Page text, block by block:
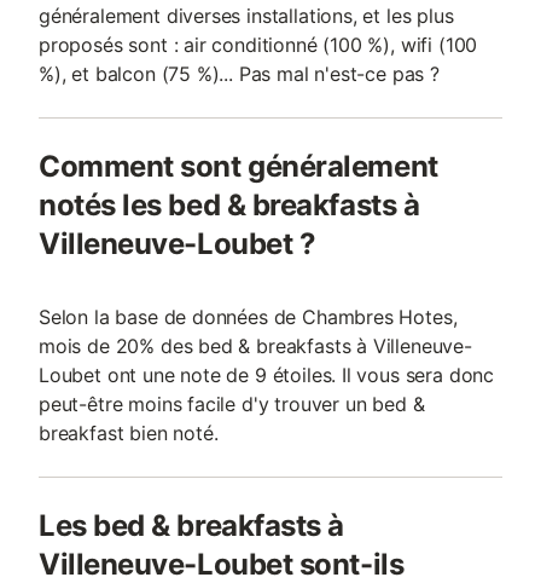
généralement diverses installations, et les plus
proposés sont : air conditionné (100 %), wifi (100
%), et balcon (75 %)... Pas mal n'est-ce pas ?
Comment sont généralement
notés les bed & breakfasts à
Villeneuve-Loubet ?
Selon la base de données de Chambres Hotes,
mois de 20% des bed & breakfasts à Villeneuve-
Loubet ont une note de 9 étoiles. Il vous sera donc
peut-être moins facile d'y trouver un bed &
breakfast bien noté.
Les bed & breakfasts à
Villeneuve-Loubet sont-ils